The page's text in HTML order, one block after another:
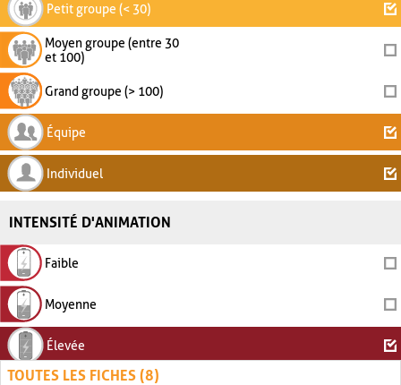
Petit groupe (< 30)
Moyen groupe (entre 30
et 100)
Grand groupe (> 100)
Équipe
Individuel
INTENSITÉ D'ANIMATION
Faible
Moyenne
Élevée
TOUTES LES FICHES (8)